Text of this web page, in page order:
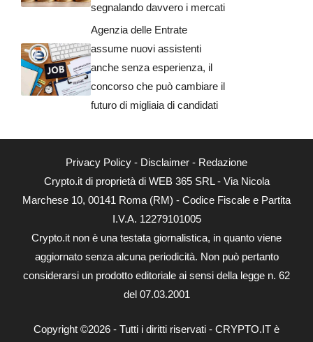
segnalando davvero i mercati
Agenzia delle Entrate
assume nuovi assistenti
anche senza esperienza, il
concorso che può cambiare il
futuro di migliaia di candidati
Privacy Policy - Disclaimer - Redazione
Crypto.it di proprietà di WEB 365 SRL - Via Nicola
Marchese 10, 00141 Roma (RM) - Codice Fiscale e Partita
I.V.A. 12279101005
Crypto.it non è una testata giornalistica, in quanto viene
aggiornato senza alcuna periodicità. Non può pertanto
considerarsi un prodotto editoriale ai sensi della legge n. 62
del 07.03.2001
Copyright ©2026 - Tutti i diritti riservati - CRYPTO.IT è